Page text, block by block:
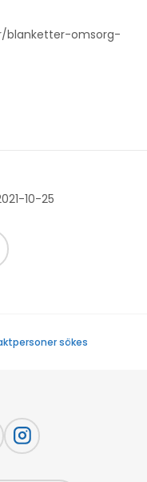
blanketter-omsorg-
10-25
sökes